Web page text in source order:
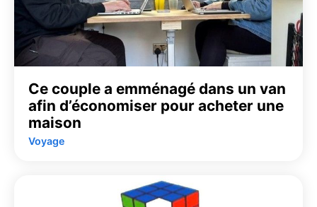
Ce couple a emménagé dans un van
afin d’économiser pour acheter une
maison
Voyage